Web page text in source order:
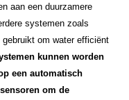
aan een duurzamere
systemen zoals
om water efficiënt
kunnen worden
een automatisch
om de